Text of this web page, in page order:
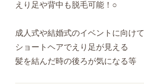
えり足や背中も脱毛可能！○
成人式や結婚式のイベントに向けて
ショートヘアでえり足が見える
髪を結んだ時の後ろが気になる等